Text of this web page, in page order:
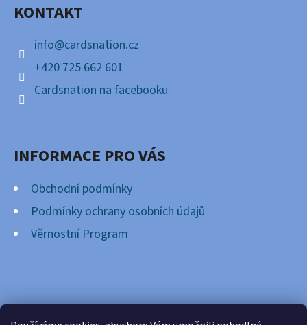
KONTAKT
info@cardsnation.cz
+420 725 662 601
Cardsnation na facebooku
INFORMACE PRO VÁS
Obchodní podmínky
Podmínky ochrany osobních údajů
Věrnostní Program
FACEBOOK